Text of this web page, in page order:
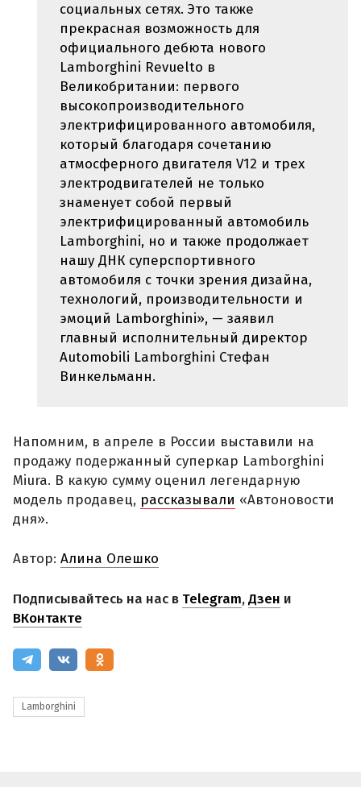
социальных сетях. Это также
прекрасная возможность для
официального дебюта нового
Lamborghini Revuelto в
Великобритании: первого
высокопроизводительного
электрифицированного автомобиля,
который благодаря сочетанию
атмосферного двигателя V12 и трех
электродвигателей не только
знаменует собой первый
электрифицированный автомобиль
Lamborghini, но и также продолжает
нашу ДНК суперспортивного
автомобиля с точки зрения дизайна,
технологий, производительности и
эмоций Lamborghini», — заявил
главный исполнительный директор
Automobili Lamborghini Стефан
Винкельманн.
Напомним, в апреле в России выставили на
продажу подержанный суперкар Lamborghini
Miura. В какую сумму оценил легендарную
модель продавец, рассказывали «Автоновости
дня».
Автор: Алина Олешко
Подписывайтесь на нас в Telegram,Дзен и
ВКонтакте
Lamborghini